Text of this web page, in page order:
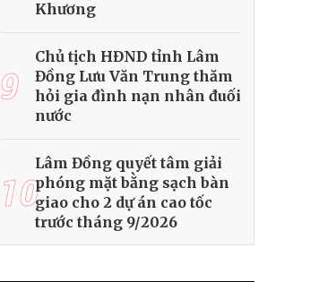
Khương
9
Chủ tịch HĐND tỉnh Lâm
Đồng Lưu Văn Trung thăm
hỏi gia đình nạn nhân đuối
nước
10
Lâm Đồng quyết tâm giải
phóng mặt bằng sạch bàn
giao cho 2 dự án cao tốc
trước tháng 9/2026